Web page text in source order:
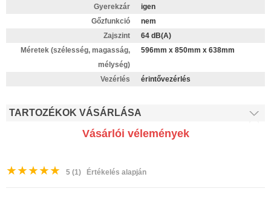
Gyerekzár
igen
Gőzfunkció
nem
Zajszint
64 dB(A)
Méretek (szélesség, magasság,
mélység)
596mm x 850mm x 638mm
Vezérlés érintővezérlés
TARTOZÉKOK VÁSÁRLÁSA
Vásárlói vélemények
★★★★★ 5 (1) Értékelés alapján